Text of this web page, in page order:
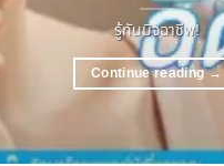
รู้ทันมิจฉาชีพ!
Continue reading→